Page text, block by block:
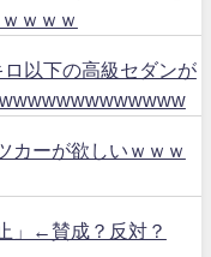
ｗｗｗ
以下の高級セダンが
カーが欲しいｗｗｗ
」←賛成？反対？